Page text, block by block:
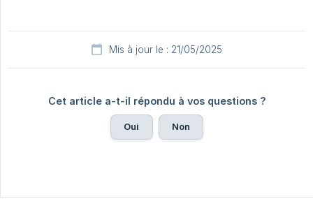
Mis à jour le : 21/05/2025
Cet article a-t-il répondu à vos questions ?
Oui Non